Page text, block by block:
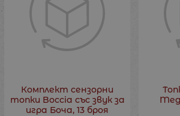
Комплект сензорни
топки Boccia със звук за
игра Боча, 13 броя